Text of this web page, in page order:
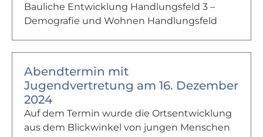
Bauliche Entwicklung Handlungsfeld 3 –
Demografie und Wohnen Handlungsfeld
Abendtermin mit
Jugendvertretung am 16. Dezember
2024
Auf dem Termin wurde die Ortsentwicklung
aus dem Blickwinkel von jungen Menschen